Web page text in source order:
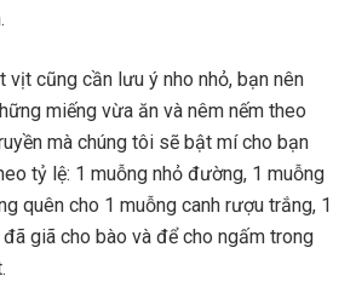
vịt cũng cần lưu ý nho nhỏ, bạn nên
miếng vừa ăn và nêm nếm theo
mà chúng tôi sẽ bật mí cho bạn
tỷ lệ: 1 muỗng nhỏ đường, 1 muỗng
quên cho 1 muỗng canh rượu trắng, 1
giã cho bào và để cho ngấm trong